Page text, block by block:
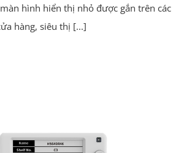
hình hiển thị nhỏ được gắn trên các
hàng, siêu thị [...]